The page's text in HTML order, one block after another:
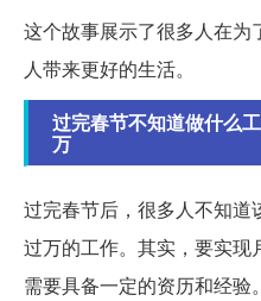
这个故事展示了很多人在为
人带来更好的生活。
过完春节不知道做什么
万
过完春节后，很多人不知道
过万的工作。其实，要实现
需要具备一定的资历和经验。